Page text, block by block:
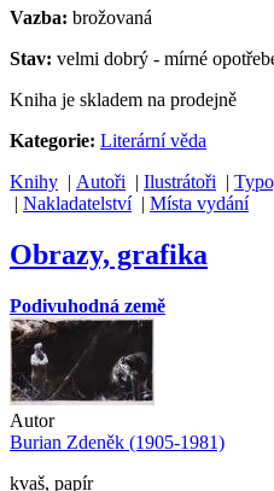
Vazba: brožovaná
Stav: velmi dobrý - mírné
Kniha je skladem na prodejně
Kategorie: Literární věda
Knihy | Autoři | Ilustrátoři |
| Nakladatelství| Místa vydání
Obrazy, grafika
Podivuhodná země
Autor
Burian Zdeněk (1905-1981)
kvaš, papír